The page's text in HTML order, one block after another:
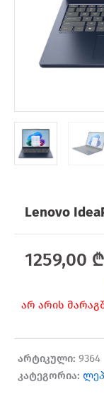
Lenovo
1259,00 ₾
არ არის
არტიკული: 9364
კატეგორია: